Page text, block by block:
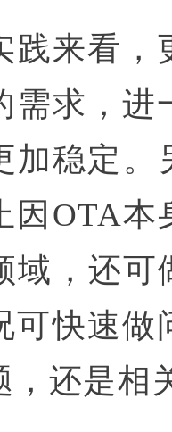
践来看
需求，
加稳定
因OTA
域，还
可快速
，还是相